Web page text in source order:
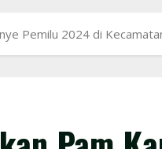
Pemilu 2024 di